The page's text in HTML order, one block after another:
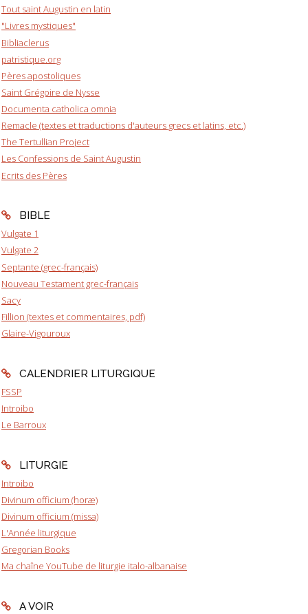
Tout saint Augustin en latin
"Livres mystiques"
Bibliaclerus
patristique.org
Pères apostoliques
Saint Grégoire de Nysse
Documenta catholica omnia
Remacle (textes et traductions d'auteurs grecs et latins, etc.)
The Tertullian Project
Les Confessions de Saint Augustin
Ecrits des Pères
BIBLE
Vulgate 1
Vulgate 2
Septante (grec-français)
Nouveau Testament grec-français
Sacy
Fillion (textes et commentaires, pdf)
Glaire-Vigouroux
CALENDRIER LITURGIQUE
FSSP
Introibo
Le Barroux
LITURGIE
Introibo
Divinum officium (horæ)
Divinum officium (missa)
L'Année liturgique
Gregorian Books
Ma chaîne YouTube de liturgie italo-albanaise
A VOIR